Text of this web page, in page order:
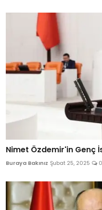
Nimet Özdemir'in Genç
Buraya Bakınız Şubat 25, 2025 0